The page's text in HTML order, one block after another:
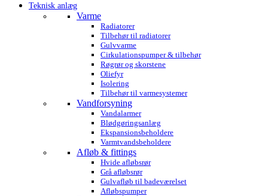
Teknisk anlæg
Varme
Radiatorer
Tilbehør til radiatorer
Gulvvarme
Cirkulationspumper & tilbehør
Røgrør og skorstene
Oliefyr
Isolering
Tilbehør til varmesystemer
Vandforsyning
Vandalarmer
Blødgøringsanlæg
Ekspansionsbeholdere
Varmtvandsbeholdere
Afløb & fittings
Hvide afløbsrør
Grå afløbsrør
Gulvafløb til badeværelset
Afløbspumper